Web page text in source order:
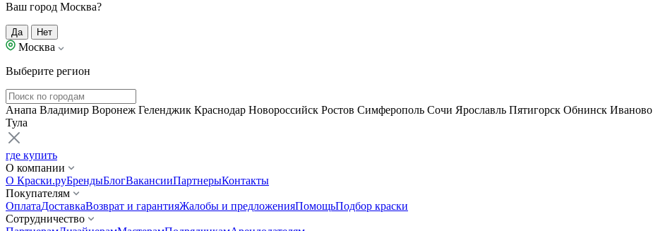
Ваш город Москва?
Да Нет
Москва
Выберите регион
Анапа Владимир Воронеж Геленджик Краснодар Новороссийск Ростов Симферополь Сочи Ярославль Пятигорск Обнинск Иваново
Тула
где купить
О компании
О Краски.руБрендыБлогВакансииПартнерыКонтакты
Покупателям
ОплатаДоставкаВозврат и гарантияЖалобы и предложенияПомощьПодбор краски
Сотрудничество